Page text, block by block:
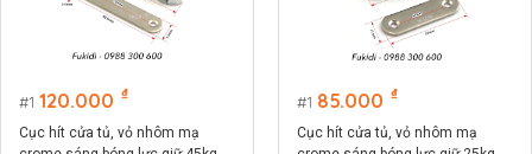
1 120.000 ₫
Cục hít cửa tủ, vỏ nhôm mạ
1 85.000 ₫
Cục hít cửa tủ, vỏ nhôm mạ